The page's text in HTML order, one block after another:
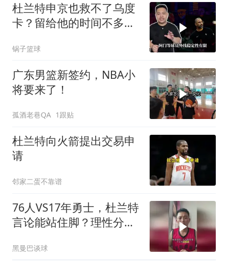
杜兰特申京也救不了乌度
卡？留给他的时间不多了
锅子篮球
广东男篮新签约，NBA小
将要来了！
孤酒老巷QA 1跟贴
杜兰特向火箭提出交易申
请
邻家二蛋不靠谱
76人VS17年勇士，杜兰特
言论能站住脚？理性分析
黑曼巴谈球